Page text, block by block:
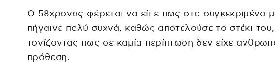
Ο 58χρονος φέρεται να είπε πως στο συγκεκριμένο
πήγαινε πολύ συχνά, καθώς αποτελούσε το στέκι του,
τονίζοντας πως σε καμία περίπτωση δεν είχε
πρόθεση.